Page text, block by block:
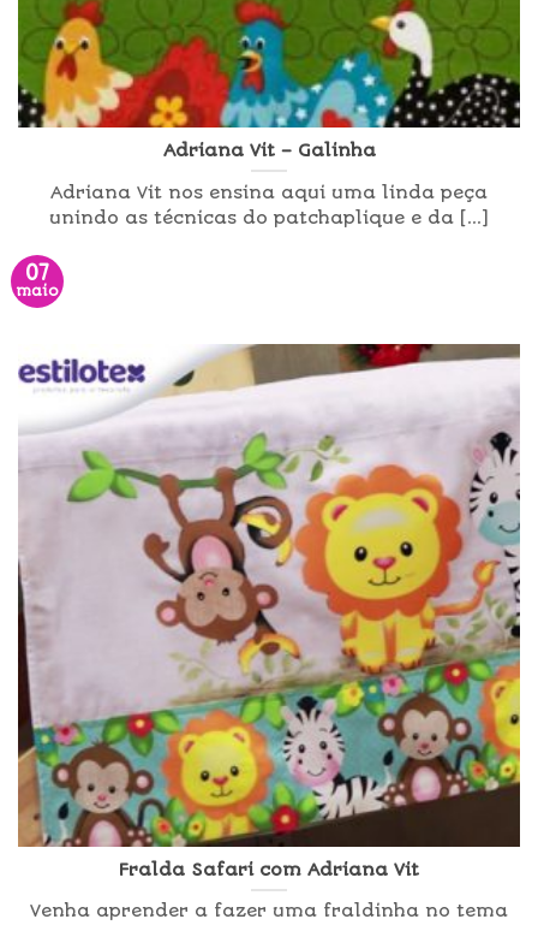
Adriana Vit – Galinha
Adriana Vit nos ensina aqui uma linda peça
unindo as técnicas do patchaplique e da [...]
07
maio
Fralda Safari com Adriana Vit
Venha aprender a fazer uma fraldinha no tema